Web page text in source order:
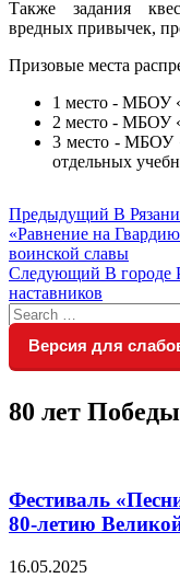
Также задания
вредных привычек,
Призовые места
1 место - МБОУ
2 место - МБОУ
3 место - МБОУ
отдельных
Навигация
по
записям
Предыдущий
пост:
В
«Равнение на
воинской славы
Следующий В городе
наставников
Search
for:
Версия для
80 лет Победы
Фестиваль
80-летию
16.05.2025